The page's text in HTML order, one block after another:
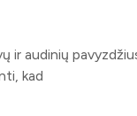
ir audinių
kad